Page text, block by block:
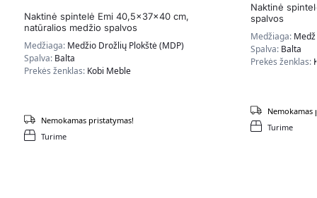
Naktinė spintelė Emi 40,5x37x40 cm,
natūralios medžio spalvos
Medžiaga: Medžio Drožlių Plokštė (MDP)
Spalva: Balta
Prekės ženklas: Kobi Meble
Turime
Nemokamas pristatymas!
Naktinė
spalvos
Medžiaga:
Spalva: Balta
Prekės ženklas:
Turime
Nemokamas